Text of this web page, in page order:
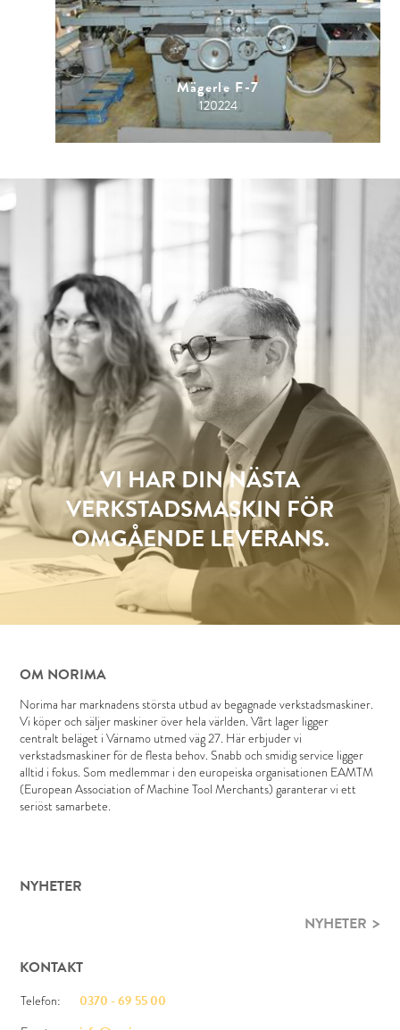
Mägerle F-7
120224
VI HAR DIN NÄSTA
VERKSTADSMASKIN FÖR
OMGÅENDE LEVERANS.
OM NORIMA
Norima har marknadens största utbud av begagnade verkstadsmaskiner.
Vi köper och säljer maskiner över hela världen. Vårt lager ligger
centralt beläget i Värnamo utmed väg 27. Här erbjuder vi
verkstadsmaskiner för de flesta behov. Snabb och smidig service ligger
alltid i fokus. Som medlemmar i den europeiska organisationen EAMTM
(European Association of Machine Tool Merchants) garanterar vi ett
seriöst samarbete.
NYHETER
NYHETER
KONTAKT
Telefon: 0370 - 69 55 00